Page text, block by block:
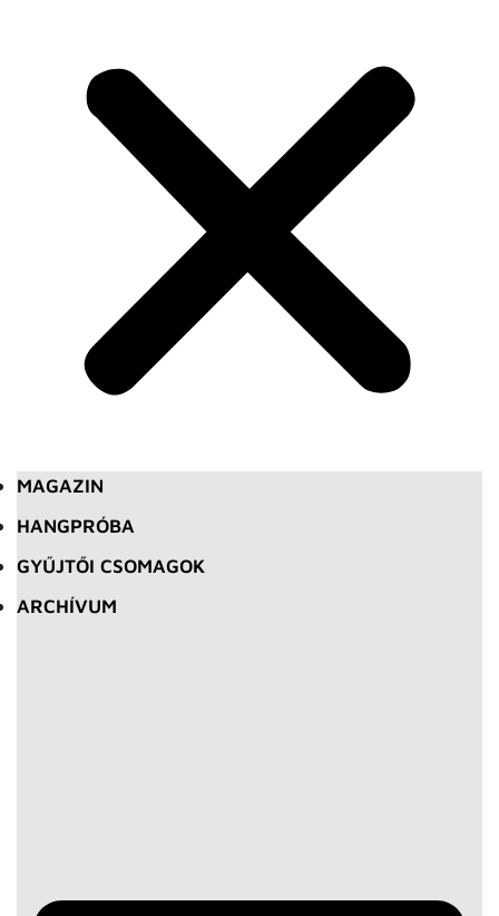
MAGAZIN
HANGPRÓBA
GYŰJTŐI CSOMAGOK
ARCHÍVUM